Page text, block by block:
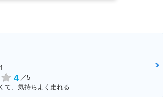
4 ／5
て、気持ちよく走れる